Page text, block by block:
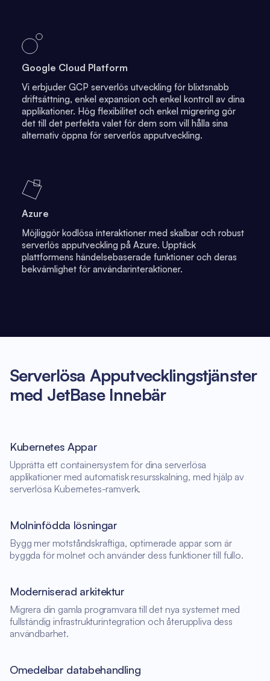
Google Cloud Platform
Vi erbjuder GCP serverlös utveckling för blixtsnabb
driftsättning, enkel expansion och enkel kontroll av dina
applikationer. Hög flexibilitet och enkel migrering gör
det till det perfekta valet för dem som vill hålla sina
alternativ öppna för serverlös apputveckling.
Azure
Möjliggör kodlösa interaktioner med skalbar och robust
serverlös apputveckling på Azure. Upptäck
plattformens händelsebaserade funktioner och deras
bekvämlighet för användarinteraktioner.
Serverlösa Apputvecklingstjänster
med JetBase Innebär
Kubernetes Appar
Upprätta ett containersystem för dina serverlösa
applikationer med automatisk resursskalning, med hjälp av
serverlösa Kubernetes-ramverk.
Molninfödda lösningar
Bygg mer motståndskraftiga, optimerade appar som är
byggda för molnet och använder dess funktioner till fullo.
Moderniserad arkitektur
Migrera din gamla programvara till det nya systemet med
fullständig infrastrukturintegration och återuppliva dess
användbarhet.
Omedelbar databehandling